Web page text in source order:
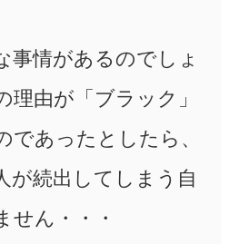
事情があるのでしょ
理由が「ブラック」
であったとしたら、
が続出してしまう自
せん・・・